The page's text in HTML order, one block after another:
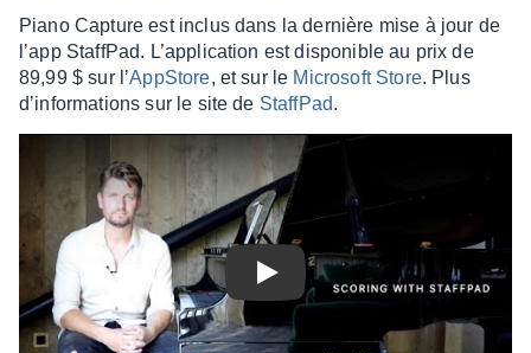
Piano Capture est inclus dans la dernière mise à jour de
l’app Staff­Pad. L’ap­pli­ca­tion est dispo­nible au prix de
89,99 $ sur l’AppS­tore, et sur le Micro­soft Store. Plus
d’in­for­ma­tions sur le site de Staff­Pad.
Play